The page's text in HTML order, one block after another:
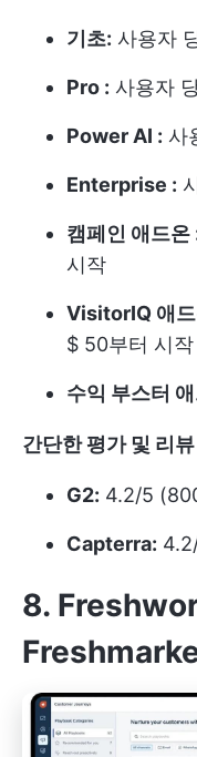
기초: 사용자
Pro : 사용자
Power AI : 사
Enterprise :
캠페인 애드온
시작
VisitorIQ 애드
$ 50부터 시작
수익 부스터
간단한 평가 및 리뷰
G2: 4.2/5
Capterra:
8.